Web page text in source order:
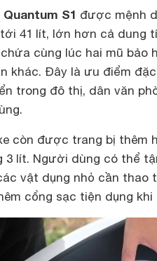
S1 được mệnh
41 lít, lớn hơn cả dung
cùng lúc hai mũ bảo
khác. Đây là ưu điểm
trong đô thị, dân văn
còn được trang bị thêm
3 lít. Người dùng có thể
vật dụng nhỏ cần thao
cổng sạc tiện dụng khi